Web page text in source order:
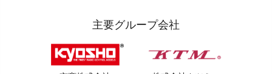
主要グループ会社